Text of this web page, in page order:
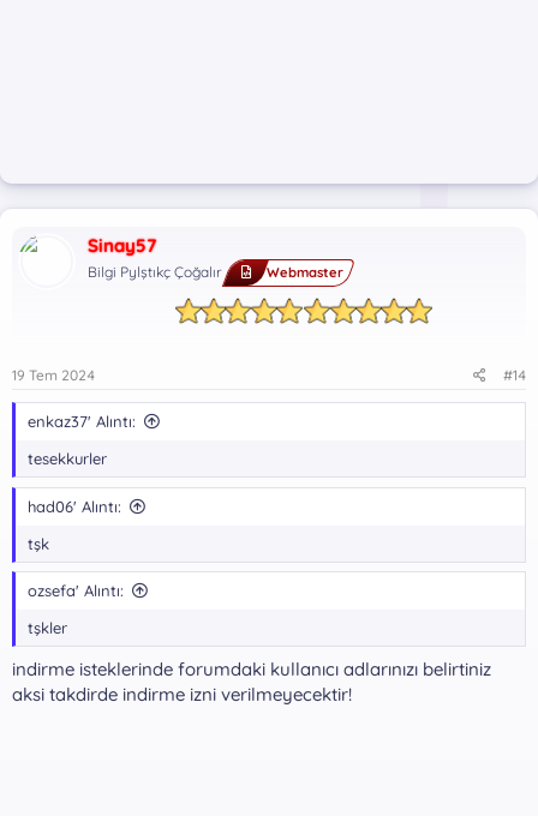
Sinay57
Bilgi Pylştıkç Çoğalır Webmaster
19 Tem 2024 #14
enkaz37' Alıntı:
tesekkurler
had06' Alıntı:
tşk
ozsefa' Alıntı:
tşkler
indirme isteklerinde forumdaki kullanıcı adlarınızı belirtiniz
aksi takdirde indirme izni verilmeyecektir!